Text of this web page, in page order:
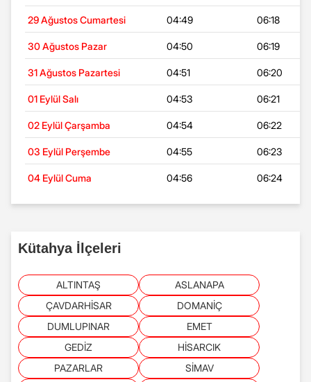
29 Ağustos Cumartesi 04:49 06:18
30 Ağustos Pazar 04:50 06:19
31 Ağustos Pazartesi 04:51 06:20
01 Eylül Salı 04:53 06:21
02 Eylül Çarşamba 04:54 06:22
03 Eylül Perşembe 04:55 06:23
04 Eylül Cuma 04:56 06:24
Kütahya İlçeleri
ALTINTAŞ
ASLANAPA
ÇAVDARHİSAR
DOMANİÇ
DUMLUPINAR
EMET
GEDİZ
HİSARCIK
PAZARLAR
SİMAV